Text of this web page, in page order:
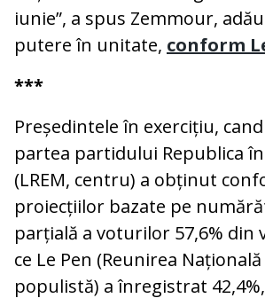
iunie”, a spus Zemmour,
putere în unitate, conform
***
Președintele în exercițiu,
partea partidului Republica
(LREM, centru) a obținut
proiecțiilor bazate pe
parțială a voturilor 57,6%
ce Le Pen (Reunirea
populistă) a înregistrat